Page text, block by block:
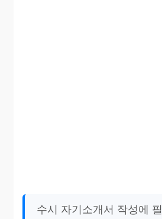
수시 자기소개서 작성에